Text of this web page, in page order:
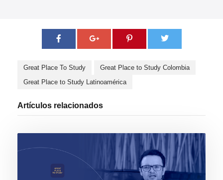
Great Place To Study
Great Place to Study Colombia
Great Place to Study Latinoamérica
Artículos relacionados